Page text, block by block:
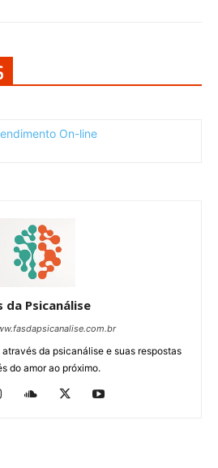
da Psicanálise
da psicanálise e suas respostas
do amor ao próximo.